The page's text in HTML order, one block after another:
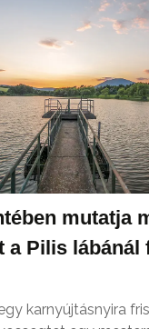
mutatja
a Pilis lábánál
karnyújtásnyira